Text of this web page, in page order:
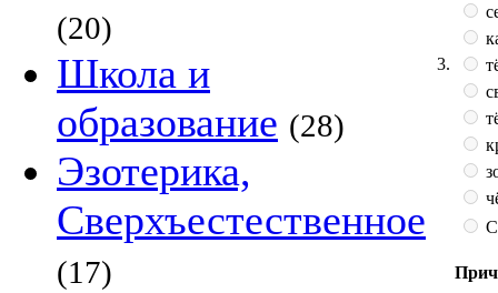
(20)
Школа и
образование (28)
Эзотерика,
Сверхъестественное
(17)
3.